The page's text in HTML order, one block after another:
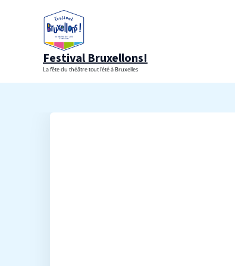
Festival Bruxellons!
La fête du théâtre tout l'été à Bruxelles